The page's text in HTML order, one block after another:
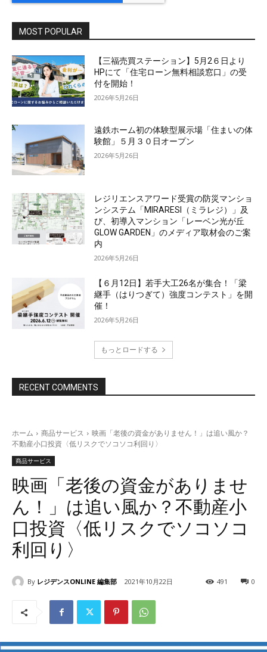
MOST POPULAR
【三福売買ステーション】5月2６日より
HPにて「住宅ローン無料相談窓口」の受
付を開始！
2026年5月26日
遠鉄ホーム初の体験型展示場「住まいの体
験館」５月３０日オープン
2026年5月26日
レジリエンスアワード受賞の防災マンショ
ンシステム「MIRARESI（ミラレジ）」及
び、初導入マンション「レーベン光が丘
GLOW GARDEN」のメディア取材会のご案
内
2026年5月26日
【６月12日】若手大工26名が集合！「梁
継手（はりつぎて）強度コンテスト」を開
催！
2026年5月26日
もっとロードする
RECENT COMMENTS